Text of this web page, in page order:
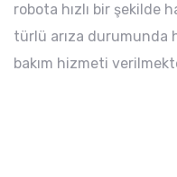
robota hızlı bir şekilde
türlü arıza durumunda
bakım hizmeti